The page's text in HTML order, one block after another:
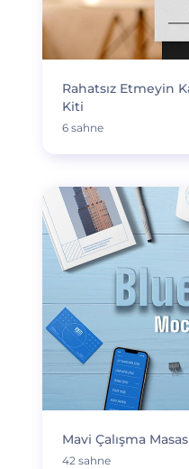
Rahatsız Etmeyin
Kiti
6 sahne
Mavi Çalışma
42 sahne